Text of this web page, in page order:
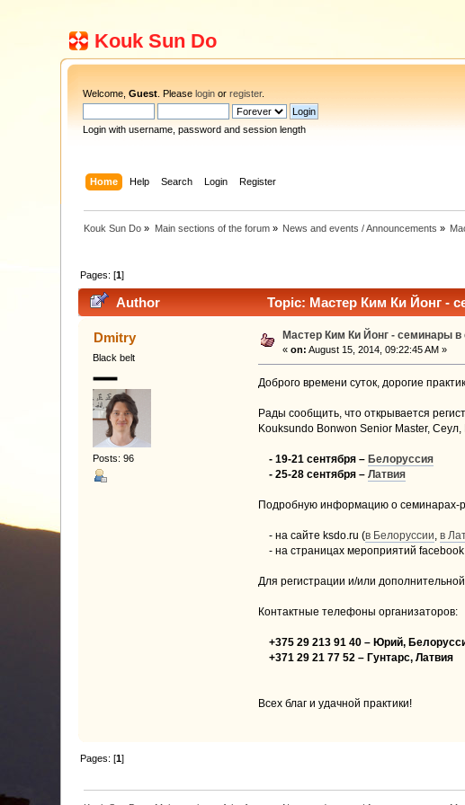
Kouk Sun Do
Welcome,Guest . Pleaselogin orregister.
Login with username, password and session length
Home Help Search Login Register
Kouk Sun Do » Main sections of the forum» News and events / Announcements »
Pages: [1]
Author Topic: Мастер Ким Ки Йонг -
Dmitry
Black belt
Posts: 96
Мастер Ким Ки Йонг - семинары в
«on: August 15, 2014, 09:22:45 AM »
Доброго времени суток, дорогие
Рады сообщить, что открывается
Kouksundo Bonwon Senior Master,
- 19-21 сентября – Белоруссия
- 25-28 сентября – Латвия
Подробную информацию о семинарах-
- на сайте ksdo.ru (в Белоруссии, в
- на страницах мероприятий
Для регистрации и/или
Контактные телефоны организаторов:
+375 29 213 91 40 – Юрий,
+371 29 21 77 52 – Гунтарс, Латвия
Всех благ и удачной практики!
Pages: [1]